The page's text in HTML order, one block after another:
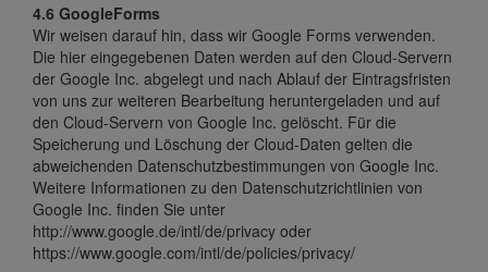
4.6 GoogleForms
Wir weisen darauf hin, dass wir Google Forms verwenden.
Die hier eingegebenen Daten werden auf den Cloud-Servern
der Google Inc. abgelegt und nach Ablauf der Eintragsfristen
von uns zur weiteren Bearbeitung heruntergeladen und auf
den Cloud-Servern von Google Inc. gelöscht. Für die
Speicherung und Löschung der Cloud-Daten gelten die
abweichenden Datenschutzbestimmungen von Google Inc.
Weitere Informationen zu den Datenschutzrichtlinien von
Google Inc. finden Sie unter
http://www.google.de/intl/de/privacy oder
https://www.google.com/intl/de/policies/privacy/